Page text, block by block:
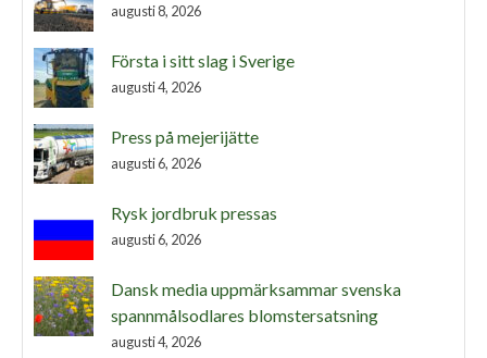
augusti 8, 2026
Första i sitt slag i Sverige
augusti 4, 2026
Press på mejerijätte
augusti 6, 2026
Rysk jordbruk pressas
augusti 6, 2026
Dansk media uppmärksammar svenska
spannmålsodlares blomstersatsning
augusti 4, 2026